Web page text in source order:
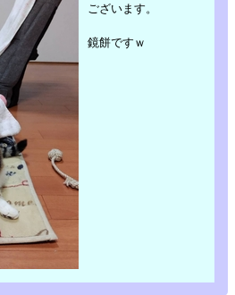
ございます。
鏡餅ですｗ